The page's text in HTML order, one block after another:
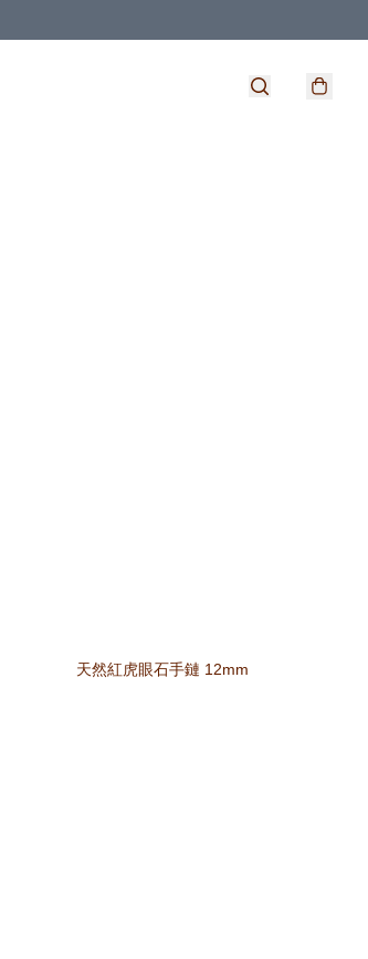
天然紅虎眼石手鏈 12mm